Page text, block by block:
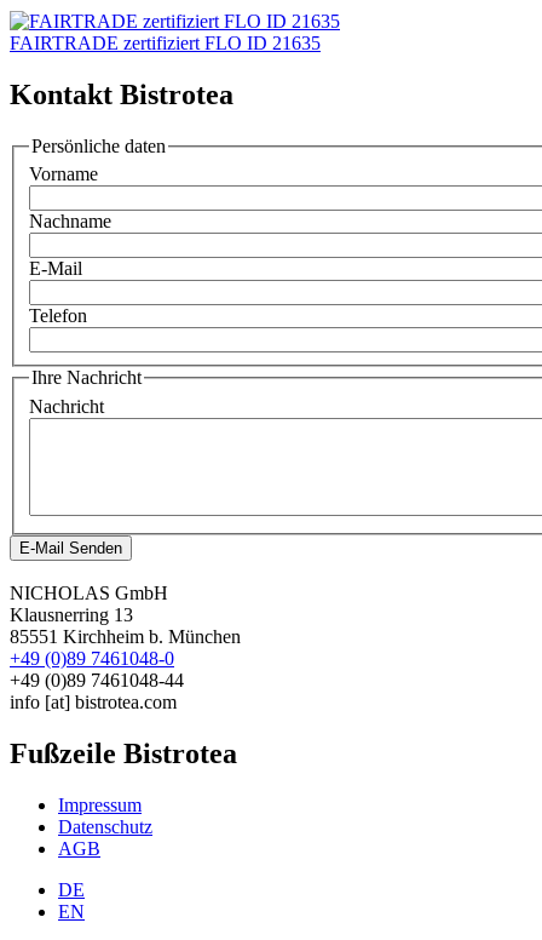
FAIRTRADE zertifiziert FLO ID 21635
Kontakt Bistrotea
Persönliche daten
Vorname
Nachname
E-Mail
Telefon
Ihre Nachricht
Nachricht
E-Mail Senden
NICHOLAS GmbH
Klausnerring 13
85551 Kirchheim b. München
+49 (0)89 7461048-0
+49 (0)89 7461048-44
info [at] bistrotea.com
Fußzeile Bistrotea
Impressum
Datenschutz
AGB
DE
EN